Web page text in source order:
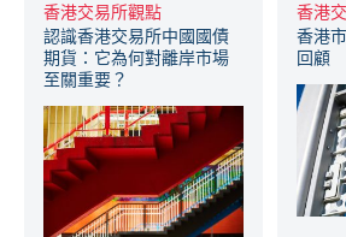
香港交易所觀點
認識香港交易所中國國債
期貨：它為何對離岸市場
至關重要？
香港
香港
回顧